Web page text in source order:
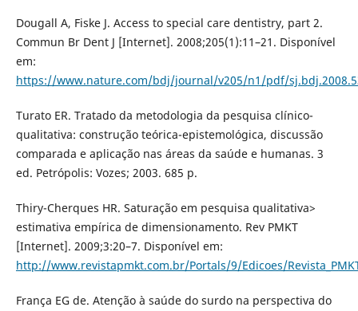
Dougall A, Fiske J. Access to special care dentistry, part 2.
Commun Br Dent J [Internet]. 2008;205(1):11–21. Disponível
em:
https://www.nature.com/bdj/journal/v205/n1/pdf/
Turato ER. Tratado da metodologia da pesquisa clínico-
qualitativa: construção teórica-epistemológica, discussão
comparada e aplicação nas áreas da saúde e humanas. 3
ed. Petrópolis: Vozes; 2003. 685 p.
Thiry-Cherques HR. Saturação em pesquisa qualitativa>
estimativa empírica de dimensionamento. Rev PMKT
[Internet]. 2009;3:20–7. Disponível em:
http://www.revistapmkt.com.br/Portals/9/Edicoes/
França EG de. Atenção à saúde do surdo na perspectiva do